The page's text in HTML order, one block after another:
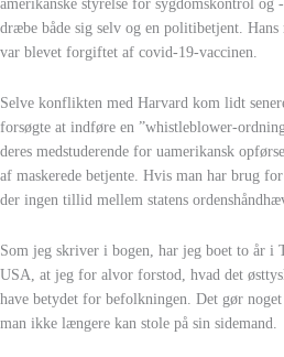
amerikanske styrelse for sygdomskontrol og
dræbe både sig selv og en politibetjent.
var blevet forgiftet af covid-19-vaccinen.
Selve konflikten med Harvard kom lidt
forsøgte at indføre en ”whistleblower-
deres medstuderende for uamerikansk
af maskerede betjente. Hvis man har brug
der ingen tillid mellem statens
Som jeg skriver i bogen, har jeg boet to år i
USA, at jeg for alvor forstod, hvad det
have betydet for befolkningen. Det gør
man ikke længere kan stole på sin sidemand.